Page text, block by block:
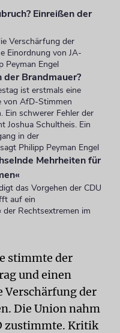
Einreißen der
Verschärfung der
Einordnung von JA-
Peyman Engel
der Brandmauer?
ist erstmals eine
von AfD-Stimmen
Ein schwerer Fehler der
Joshua Schultheis. Ein
in der
Philipp Peyman Engel
Mehrheiten für
das Vorgehen der CDU
auf ein
der Rechtsextremen im
stimmte der
und einen
Verschärfung der
Die Union nahm
zustimmte. Kritik